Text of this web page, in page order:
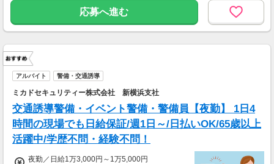
応募へ進む
アルバイト 警備・交通誘導
ミカドセキュリティー株式会社 新横浜支社
交通誘導警備・イベント警備・警備員【夜勤】 1日4
時間の現場でも日給保証/週1日～/日払いOK/65歳以上
活躍中/学歴不問・経験不問！
夜勤／日給1万3,000円～1万5,000円